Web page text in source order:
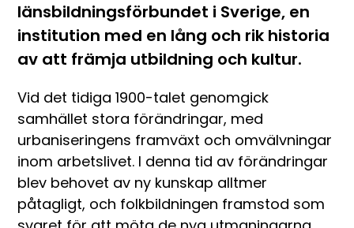
länsbildningsförbundet i Sverige, en
institution med en lång och rik historia
av att främja utbildning och kultur.
Vid det tidiga 1900-talet genomgick
samhället stora förändringar, med
urbaniseringens framväxt och omvälvningar
inom arbetslivet. I denna tid av förändringar
blev behovet av ny kunskap alltmer
påtagligt, och folkbildningen framstod som